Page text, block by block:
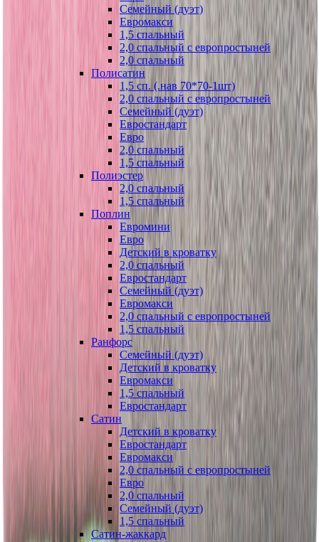
Семейный (дуэт)
Евромакси
1,5 спальный
2,0 спальный с европростыней
2,0 спальный
Полисатин
1,5 сп. (.нав 70*70-1шт)
2,0 спальный с европростыней
Семейный (дуэт)
Евростандарт
Евро
2,0 спальный
1,5 спальный
Полиэстер
2,0 спальный
1,5 спальный
Поплин
Евромини
Евро
Детский в кроватку
2,0 спальный
Евростандарт
Семейный (дуэт)
Евромакси
2,0 спальный с европростыней
1,5 спальный
Ранфорс
Семейный (дуэт)
Детский в кроватку
Евромакси
1,5 спальный
Евростандарт
Сатин
Детский в кроватку
Евростандарт
Евромакси
2,0 спальный с европростыней
Евро
2,0 спальный
Семейный (дуэт)
1,5 спальный
Сатин-жаккард